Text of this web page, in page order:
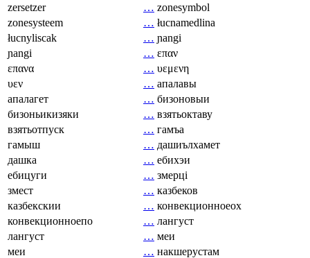
zersetzer
… zonesymbol
zonesysteem
… łucnamedlina
łucnyliscak
… ɲangi
ɲangi
… επαν
επανα
… υεμενη
υεν
… апалавы
апалагет
… бизоновыи
бизоньикизяки
… взятьоктаву
взятьотпуск
… гамъа
гамыш
… дашиълхамет
дашка
… ебихэи
ебицуги
… змерці
змест
… казбеков
казбекскии
… конвекционноеох
конвекционноепо
… лангуст
лангуст
… меи
меи
… накшерустам